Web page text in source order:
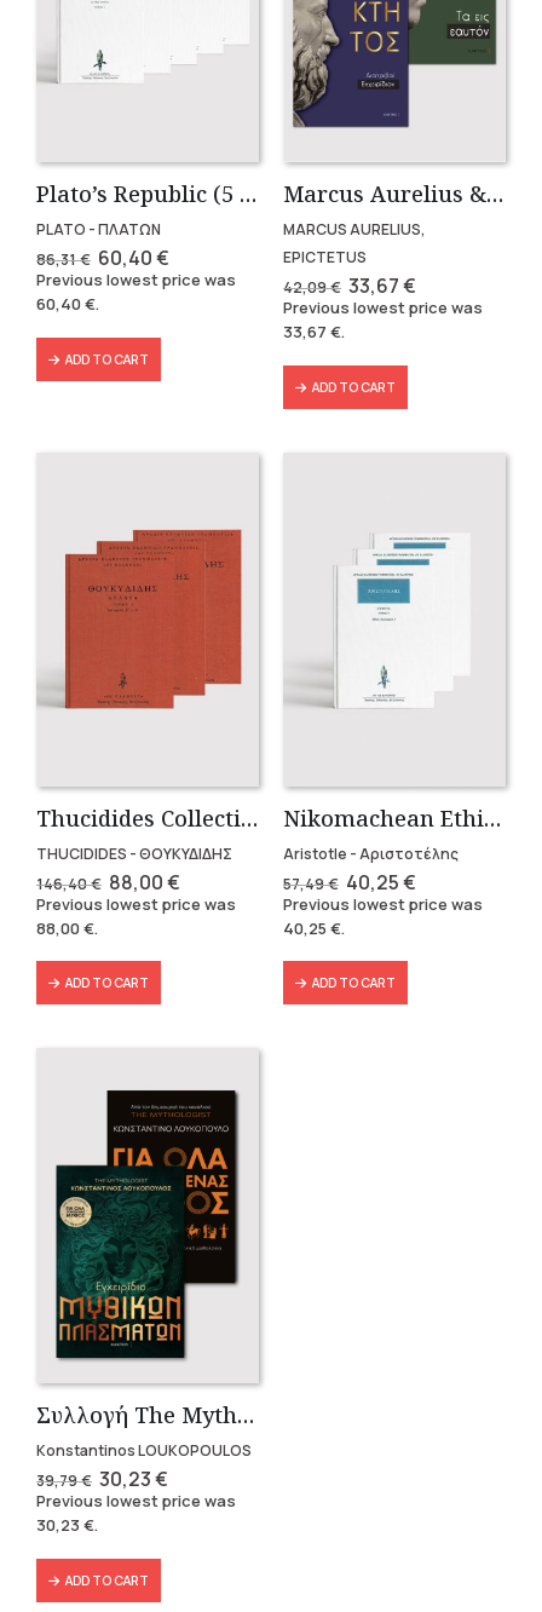
Plato’s Republic (5 volumes)
PLATO - ΠΛΑΤΩΝ
86,31€ Original
price
was:
86,31 €.
60,40€Current
price
is:
Previous lowest price was
60,40€.
ADD TO CART
Marcus Aurelius & Epictetus (Compact works in Greek)
MARCUS AURELIUS,
EPICTETUS
42,09€ Original
price
was:
33,67€Current
price
is:
Previous lowest price was
33,67 €.
ADD TO CART
Thucidides Collection – Hardbound Edition (4 volumes)
THUCIDIDES - ΘΟΥΚΥΔΙΔΗΣ
146,40€ Original
price
was:
88,00€Current
price
is:
Previous lowest price was
88,00€.
ADD TO CART
Nikomachean Ethics (3 volumes)
Aristotle - Αριστοτέλης
57,49€ Original
price
was:
57,49 €.
40,25€Current
price
is:
Previous lowest price was
40,25 €.
ADD TO CART
Συλλογή The Mythologist (2 βιβλία)
Konstantinos LOUKOPOULOS
39,79€ Original
price
was:
39,79 €.
30,23€Current
price
is:
Previous lowest price was
30,23€.
ADD TO CART